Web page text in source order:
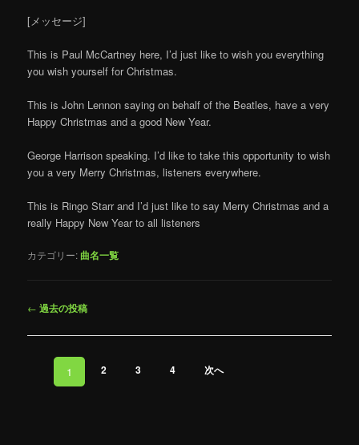
[メッセージ]
This is Paul McCartney here, I’d just like to wish you everything
you wish yourself for Christmas.
This is John Lennon saying on behalf of the Beatles, have a very
Happy Christmas and a good New Year.
George Harrison speaking. I’d like to take this opportunity to wish
you a very Merry Christmas, listeners everywhere.
This is Ringo Starr and I’d just like to say Merry Christmas and a
really Happy New Year to all listeners
カテゴリー:曲名一覧
投
ナ
← 過去の投稿
1 2 3 4 次へ